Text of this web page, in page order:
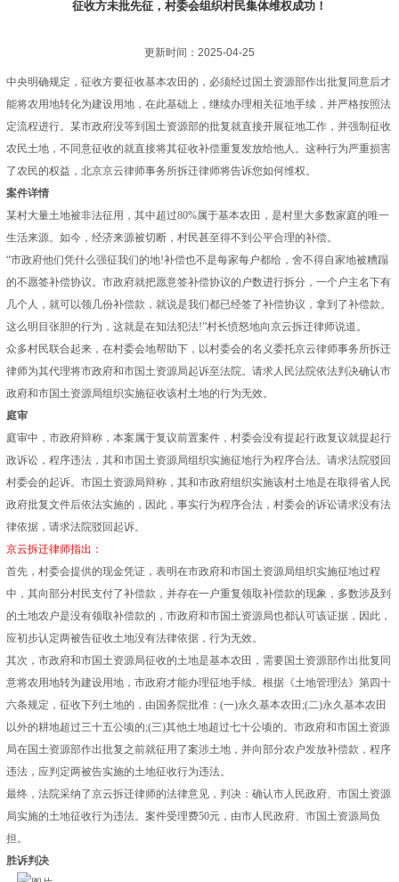
征收方未批先征，村委会组织村民集体维权成功！
更新时间：2025-04-25
中央明确规定，征收方要征收基本农田的，必须经过国土资源部作出批复同意后才
能将农用地转化为建设用地，在此基础上，继续办理相关征地手续，并严格按照法
定流程进行。某市政府没等到国土资源部的批复就直接开展征地工作，并强制征收
农民土地，不同意征收的就直接将其征收补偿重复发放给他人。这种行为严重损害
了农民的权益，北京京云律师事务所拆迁律师将告诉您如何维权。
案件详情
某村大量土地被非法征用，其中超过80%属于基本农田，是村里大多数家庭的唯一
生活来源。如今，经济来源被切断，村民甚至得不到公平合理的补偿。
“市政府他们凭什么强征我们的地!补偿也不是每家每户都给，舍不得自家地被糟蹋
的不愿签补偿协议。市政府就把愿意签补偿协议的户数进行拆分，一个户主名下有
几个人，就可以领几份补偿款，就说是我们都已经签了补偿协议，拿到了补偿款。
这么明目张胆的行为，这就是在知法犯法!”村长愤怒地向京云拆迁律师说道。
众多村民联合起来，在村委会地帮助下，以村委会的名义委托京云律师事务所拆迁
律师为其代理将市政府和市国土资源局起诉至法院。请求人民法院依法判决确认市
政府和市国土资源局组织实施征收该村土地的行为无效。
庭审
庭审中，市政府辩称，本案属于复议前置案件，村委会没有提起行政复议就提起行
政诉讼，程序违法，其和市国土资源局组织实施征地行为程序合法。请求法院驳回
村委会的起诉。市国土资源局辩称，其和市政府组织实施该村土地是在取得省人民
政府批复文件后依法实施的，因此，事实行为程序合法，村委会的诉讼请求没有法
律依据，请求法院驳回起诉。
京云拆迁律师指出：
首先，村委会提供的现金凭证，表明在市政府和市国土资源局组织实施征地过程
中，其向部分村民支付了补偿款，并存在一户重复领取补偿款的现象，多数涉及到
的土地农户是没有领取补偿款的，市政府和市国土资源局也都认可该证据，因此，
应初步认定两被告征收土地没有法律依据，行为无效。
其次，市政府和市国土资源局征收的土地是基本农田，需要国土资源部作出批复同
意将农用地转为建设用地，市政府才能办理征地手续。根据《土地管理法》第四十
六条规定，征收下列土地的，由国务院批准：(一)永久基本农田;(二)永久基本农田
以外的耕地超过三十五公顷的;(三)其他土地超过七十公顷的。市政府和市国土资源
局在国土资源部作出批复之前就征用了案涉土地，并向部分农户发放补偿款，程序
违法，应判定两被告实施的土地征收行为违法。
最终，法院采纳了京云拆迁律师的法律意见，判决：确认市人民政府、市国土资源
局实施的土地征收行为违法。案件受理费50元，由市人民政府、市国土资源局负
担。
胜诉判决